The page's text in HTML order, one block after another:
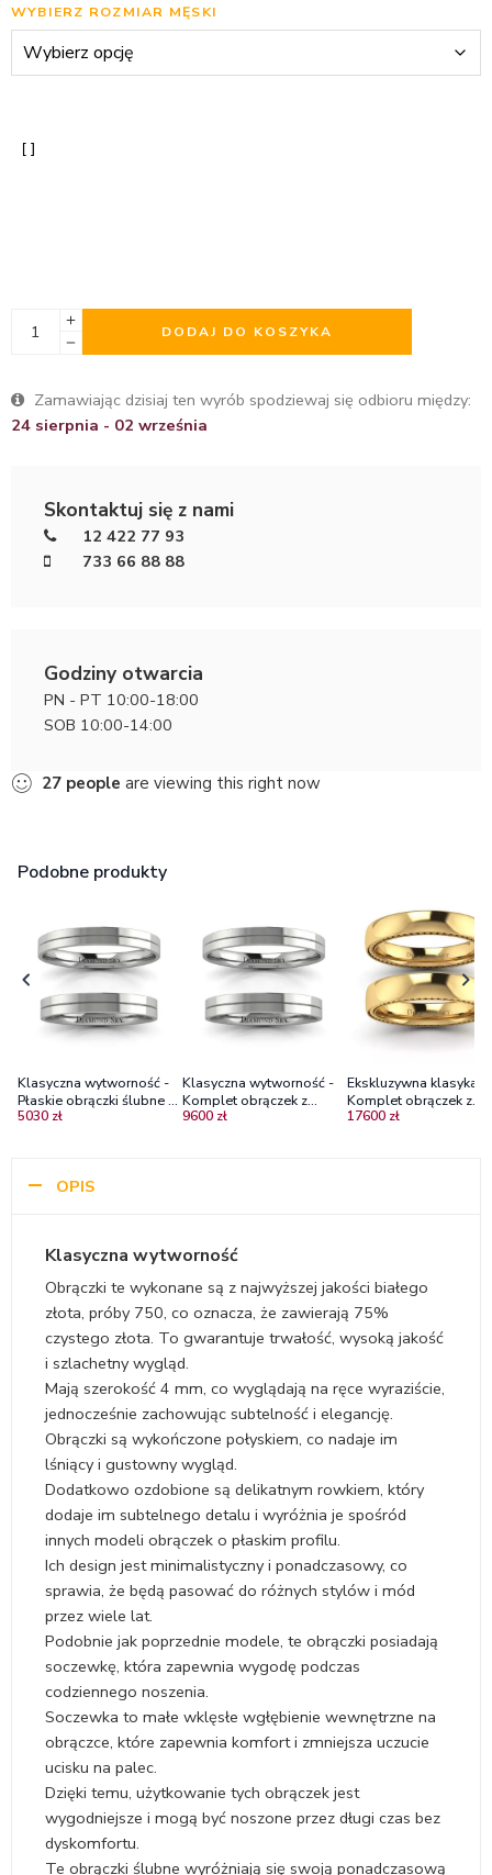
WYBIERZ ROZMIAR MĘSKI
DODAJ DO KOSZYKA
Zamawiając dzisiaj ten wyrób spodziewaj się odbioru między:
24 sierpnia - 02 września
Skontaktuj się z nami
12 422 77 93
733 66 88 88
Godziny otwarcia
PN - PT 10:00-18:00
SOB 10:00-14:00
27 people are viewing this right now
Podobne produkty
Klasyczna wytworność -
Płaskie obrączki ślubne z
białego złota, próba 750,
5030 zł
Klasyczna wytworność -
Komplet obrączek z
białego złota, próba 585,
9600 zł
Ekskluzywna klasyka -
Komplet obrączek z
żółtego złota, 4mm
17600 zł
OPIS
Klasyczna wytworność
Obrączki te wykonane są z najwyższej jakości białego
złota, próby 750, co oznacza, że zawierają 75%
czystego złota. To gwarantuje trwałość, wysoką jakość
i szlachetny wygląd.
Mają szerokość 4 mm, co wyglądają na ręce wyraziście,
jednocześnie zachowując subtelność i elegancję.
Obrączki są wykończone połyskiem, co nadaje im
lśniący i gustowny wygląd.
Dodatkowo ozdobione są delikatnym rowkiem, który
dodaje im subtelnego detalu i wyróżnia je spośród
innych modeli obrączek o płaskim profilu.
Ich design jest minimalistyczny i ponadczasowy, co
sprawia, że będą pasować do różnych stylów i mód
przez wiele lat.
Podobnie jak poprzednie modele, te obrączki posiadają
soczewkę, która zapewnia wygodę podczas
codziennego noszenia.
Soczewka to małe wklęsłe wgłębienie wewnętrzne na
obrączce, które zapewnia komfort i zmniejsza uczucie
ucisku na palec.
Dzięki temu, użytkowanie tych obrączek jest
wygodniejsze i mogą być noszone przez długi czas bez
dyskomfortu.
Te obrączki ślubne wyróżniają się swoją ponadczasową